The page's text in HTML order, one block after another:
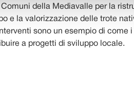
della Mediavalle per la
e la valorizzazione delle trote
sono un esempio di come i
a progetti di sviluppo locale.